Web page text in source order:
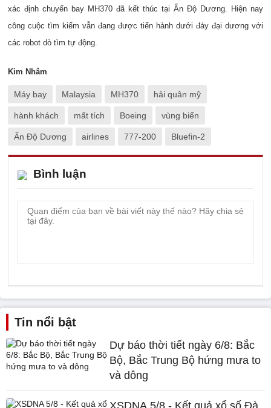
xác định chuyến bay MH370 đã kết thúc tại Ấn Độ Dương. Hiện nay
công cuộc tìm kiếm vẫn đang được tiến hành dưới đáy đại dương với
các robot dò tìm tự động.
Kim Nhâm
Máy bay Malaysia MH370 hải quân mỹ
hành khách mất tích Boeing vùng biển
Ấn Độ Dương airlines 777-200 Bluefin-2
Bình luận
Tin nổi bật
Dự báo thời tiết ngày 6/8: Bắc
Bộ, Bắc Trung Bộ hứng mưa to
và dông
XSDNA 5/8 - Kết quả xổ số Đà